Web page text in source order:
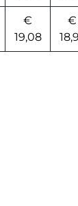
€
19,08
€